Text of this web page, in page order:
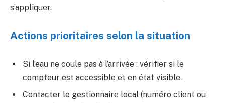
s’appliquer.
Actions prioritaires selon la situation
Si l’eau ne coule pas à l’arrivée : vérifier si le
compteur est accessible et en état visible.
Contacter le gestionnaire local (numéro client ou